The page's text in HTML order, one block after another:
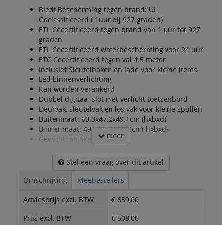
Biedt Bescherming tegen brand: UL
Geclassificeerd ( 1uur bij 927 graden)
ETL Gecertificeerd tegen brand van 1 uur tot 927
graden
ETL Gecertificeerd waterbescherming voor 24 uur
ETC Gecertificeerd tegen val 4.5 meter
Inclusief Sleutelhaken en lade voor kleine items
Led binnenverlichting
Kan worden verankerd
Dubbel digitaa slot met verlicht toetsenbord
Deurvak, sleutelvak en los vak voor kleine spullen
Buitenmaat: 60.3x47.2x49.1cm (hxbxd)
Binnenmaat: 49.8z37.6x30.2cm( hxbxd)
Gewicht: 56.6Kg
meer
Stel een vraag over dit artikel
Omschrijving
Meebestellers
Adviesprijs excl. BTW
€ 659,00
Prijs excl. BTW
€ 508,06